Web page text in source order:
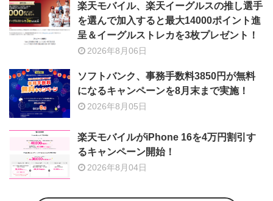
楽天モバイル、楽天イーグルスの推し選手
を選んで加入すると最大14000ポイント進
呈＆イーグルストレカを3枚プレゼント！
2026年8月06日
ソフトバンク、事務手数料3850円が無料
になるキャンペーンを8月末まで実施！
2026年8月05日
楽天モバイルがiPhone 16を4万円割引す
るキャンペーン開始！
2026年8月04日